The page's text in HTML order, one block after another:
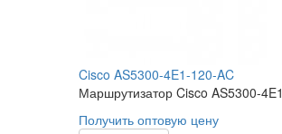
Cisco AS5300-4E1-120-AC
Маршрутизатор Cisco AS5300-
Получить оптовую цену